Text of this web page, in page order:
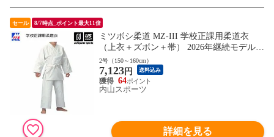
セール 8/7時点_ポイント最大11倍
ミツボシ柔道 MZ-III 学校正課用柔道衣
（上衣＋ズボン＋帯） 2026年継続モデル
【J062 授業用 柔道着セット 初心者用 入門
用/名入れ・刺繍加工不可】【翌日配達対
象】[自社]
2号（150～160cm）
7,123円 送料込み
64
内山スポーツ
詳細を見る